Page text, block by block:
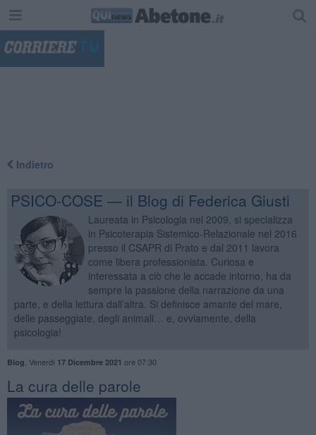
Indietro
PSICO-COSE — il Blog di Federica Giusti
Laureata in Psicologia nel 2009, si specializza
in Psicoterapia Sistemico-Relazionale nel 2016
presso il CSAPR di Prato e dal 2011 lavora
come libera professionista. Curiosa e
interessata a ciò che le accade intorno, ha da
sempre la passione della narrazione da una
parte, e della lettura dall’altra. Si definisce amante del mare,
delle passeggiate, degli animali… e, ovviamente, della
psicologia!
Blog Venerdì 17 Dicembre 2021 ore 07:30
​La cura delle parole